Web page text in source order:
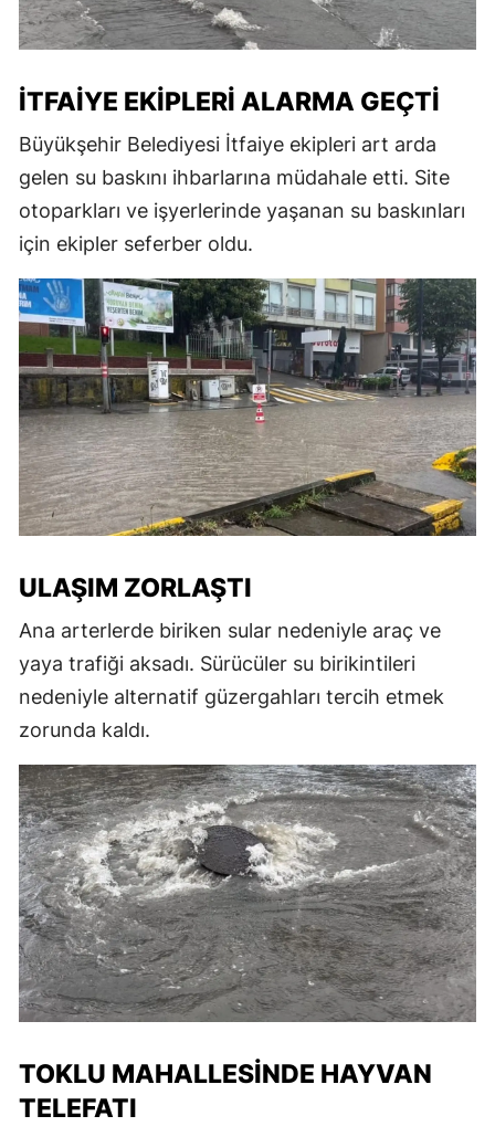
İTFAIYE EKIPLERI ALARMA GEÇTI
Büyükşehir Belediyesi İtfaiye ekipleri art arda
gelen su baskını ihbarlarına müdahale etti. Site
otoparkları ve işyerlerinde yaşanan su baskınları
için ekipler seferber oldu.
ULAŞIM ZORLAŞTI
Ana arterlerde biriken sular nedeniyle araç ve
yaya trafiği aksadı. Sürücüler su birikintileri
nedeniyle alternatif güzergahları tercih etmek
zorunda kaldı.
TOKLU MAHALLESINDE HAYVAN
TELEFATI